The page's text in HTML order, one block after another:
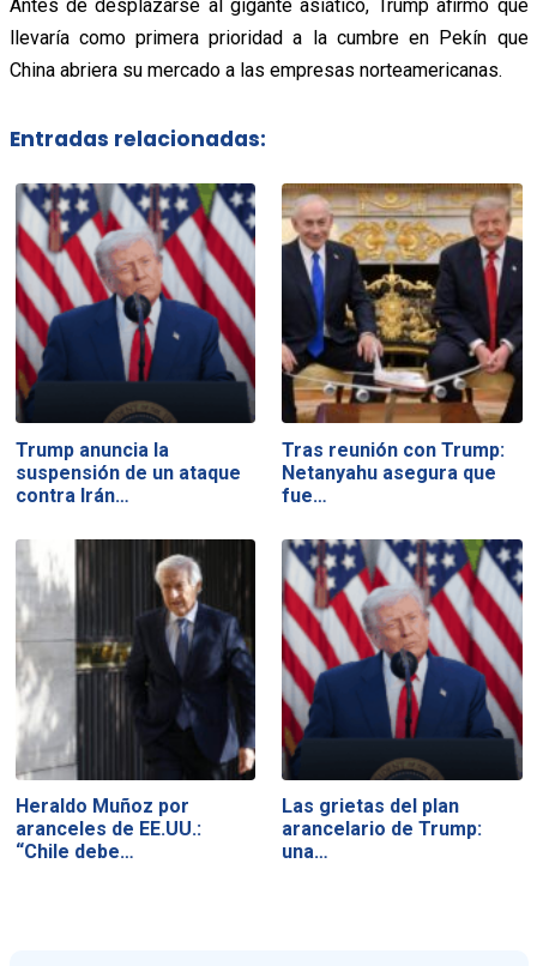
Antes de desplazarse al gigante asiático, Trump afirmó que
llevaría como primera prioridad a la cumbre en Pekín que
China abriera su mercado a las empresas norteamericanas.
Entradas relacionadas:
Trump anuncia la
suspensión de un ataque
contra Irán…
Tras reunión con Trump:
Netanyahu asegura que
fue…
Heraldo Muñoz por
aranceles de EE.UU.:
“Chile debe…
Las grietas del plan
arancelario de Trump:
una…